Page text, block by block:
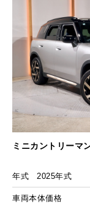
ミニカントリーマ
年式 2025年式
車両本体価格